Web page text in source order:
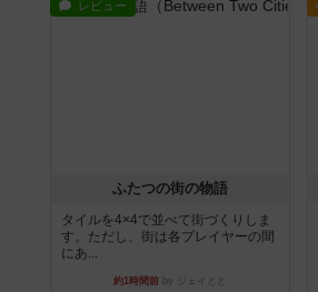
レビュー
ふたつの街の物語
タイルを4×4で並べて街づくりしま
す。ただし、街は各プレイヤーの間
にあ...
約1時間前 by ジェイとと